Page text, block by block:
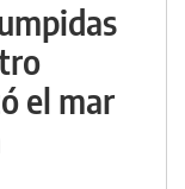
el mar